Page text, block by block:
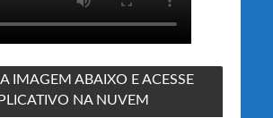
IMAGEM ABAIXO E ACESSE
NA NUVEM